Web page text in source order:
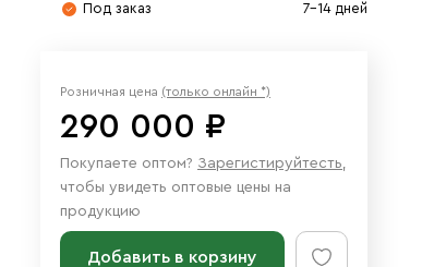
Под заказ 7-14 дней
Розничная цена (только онлайн *)
290 000 ₽
Покупаете оптом? Зарегистируйтесть,
чтобы увидеть оптовые цены на
продукцию
Добавить в корзину